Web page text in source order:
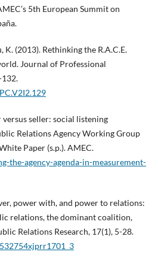
5th European Summit on
K. (2013). Rethinking the R.A.C.E.
Journal of Professional
versus seller: social listening
Relations Agency Working Group
Paper (s.p.). AMEC.
the-agency-agenda-in-measurement-
power with, and power to relations:
relations, the dominant coalition,
Relations Research, 17(1), 5-28.